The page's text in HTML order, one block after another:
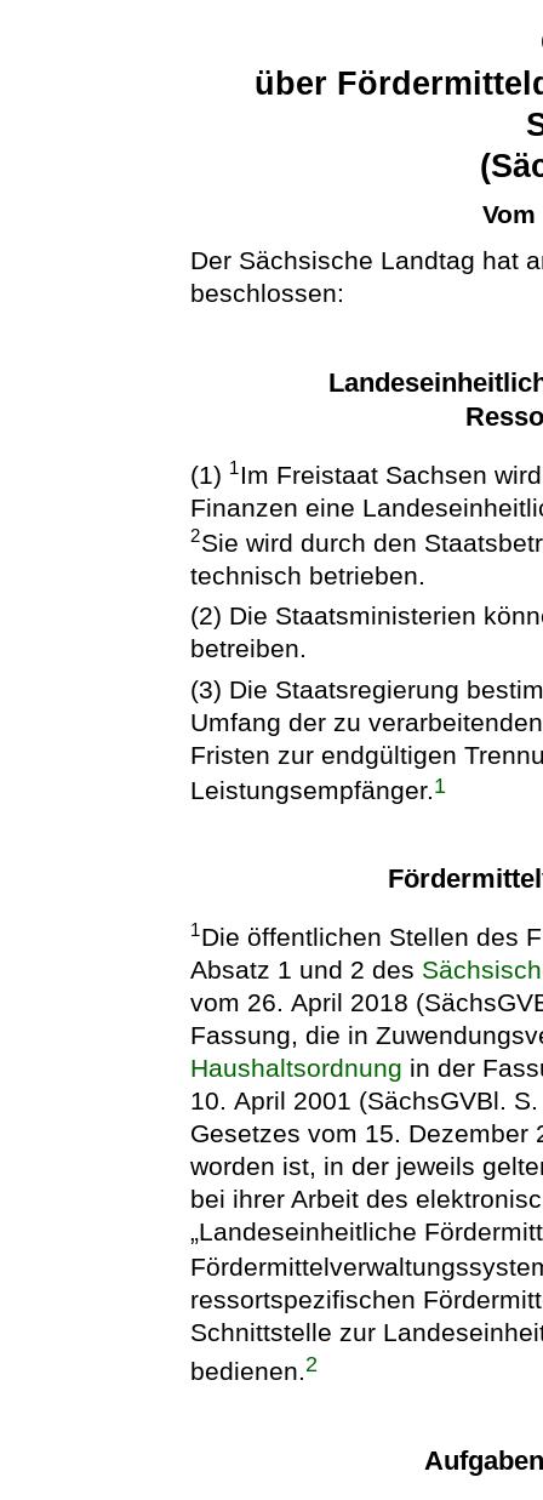
über
Der Sächsische Landtag hat
beschlossen:
(1) 1 Im Freistaat Sachsen
Finanzen eine
2Sie wird durch den
technisch betrieben.
(2) Die Staatsministerien
betreiben.
(3) Die Staatsregierung
Umfang der zu
Fristen zur endgültigen
Leistungsempfänger.1
1Die öffentlichen Stellen des
Absatz 1 und 2 des
vom 26. April 2018
Fassung, die in
Haushaltsordnung in der
10. April 2001 (SächsGVBl.
Gesetzes vom 15. Dezember
worden ist, in der jeweils
bei ihrer Arbeit des
„Landeseinheitliche
ressortspezifischen
Schnittstelle zur
bedienen.2